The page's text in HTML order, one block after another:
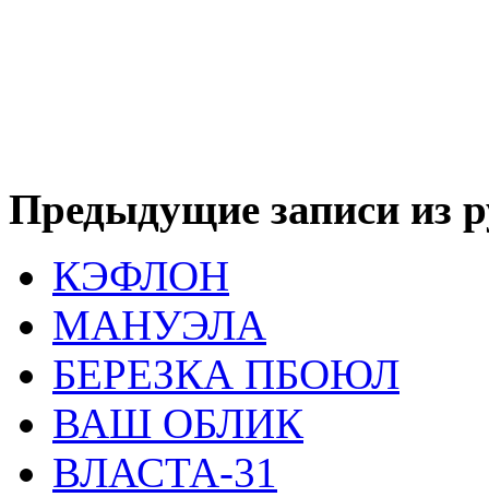
Предыдущие записи из
КЭФЛОН
МАНУЭЛА
БЕРЕЗКА ПБОЮЛ
ВАШ ОБЛИК
ВЛАСТА-31